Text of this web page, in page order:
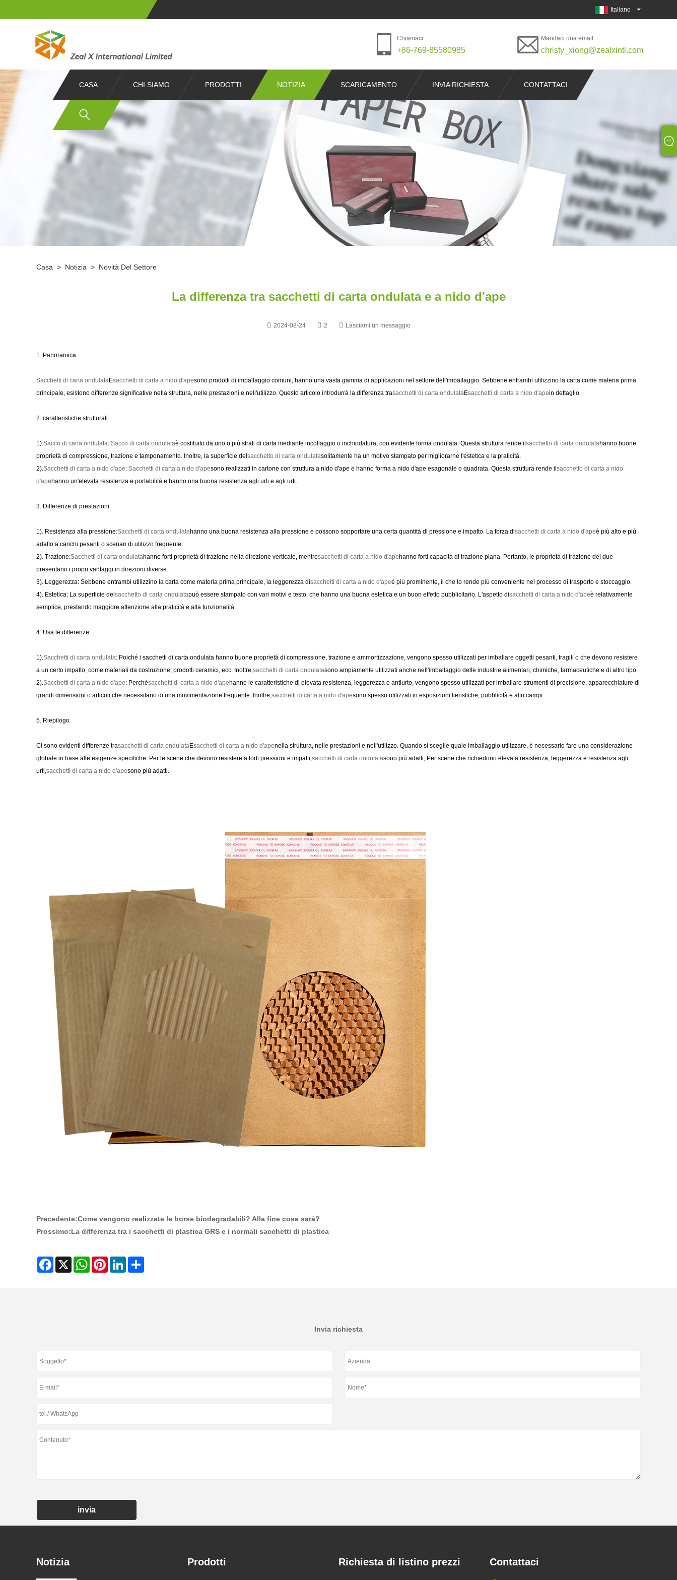
Italiano
Chiamaci
+86-769-85580985
Mandaci una email
christy_xiong@zealxintl.com
CASA CHI SIAMO PRODOTTI NOTIZIA SCARICAMENTO INVIA RICHIESTA CONTATTACI
Casa > Notizia > Novità Del Settore
La differenza tra sacchetti di carta ondulata e a nido d'ape
2024-08-24 2 Lasciami un messaggio
1. Panoramica
Sacchetti di carta ondulataEsacchetti di carta a nido d'apesono prodotti di imballaggio comuni, hanno una vasta gamma di applicazioni nel settore dell'imballaggio. Sebbene entrambi utilizzino la carta come materia prima
principale, esistono differenze significative nella struttura, nelle prestazioni e nell'utilizzo. Questo articolo introdurrà la differenza trasacchetti di carta ondulataEsacchetti di carta a nido d'apein dettaglio.
2. caratteristiche strutturali
1).Sacco di carta ondulata: Sacco di carta ondulataè costituito da uno o più strati di carta mediante incollaggio o inchiodatura, con evidente forma ondulata. Questa struttura rende il sacchetto di carta ondulatahanno buone
proprietà di compressione, trazione e tamponamento. Inoltre, la superficie del sacchetto di carta ondulatasolitamente ha un motivo stampato per migliorarne l'estetica e la praticità.
2).Sacchetti di carta a nido d'ape: Sacchetti di carta a nido d'apesono realizzati in cartone con struttura a nido d'ape e hanno forma a nido d'ape esagonale o quadrata. Questa struttura rende il sacchetto di carta a nido
d'apehanno un'elevata resistenza e portabilità e hanno una buona resistenza agli urti e agli urti.
3. Differenze di prestazioni
1). Resistenza alla pressione:Sacchetti di carta ondulatahanno una buona resistenza alla pressione e possono sopportare una certa quantità di pressione e impatto. La forza disacchetti di carta a nido d'apeè più alto e più
adatto a carichi pesanti o scenari di utilizzo frequente.
2). Trazione:Sacchetti di carta ondulatahanno forti proprietà di trazione nella direzione verticale, mentresacchetti di carta a nido d'apehanno forti capacità di trazione piana. Pertanto, le proprietà di trazione dei due
presentano i propri vantaggi in direzioni diverse.
3). Leggerezza: Sebbene entrambi utilizzino la carta come materia prima principale, la leggerezza disacchetti di carta a nido d'apeè più prominente, il che lo rende più conveniente nel processo di trasporto e stoccaggio.
4). Estetica: La superficie del sacchetto di carta ondulatapuò essere stampato con vari motivi e testo, che hanno una buona estetica e un buon effetto pubblicitario. L'aspetto disacchetti di carta a nido d'apeè relativamente
semplice, prestando maggiore attenzione alla praticità e alla funzionalità.
4. Usa le differenze
1).Sacchetti di carta ondulata: Poiché i sacchetti di carta ondulata hanno buone proprietà di compressione, trazione e ammortizzazione, vengono spesso utilizzati per imballare oggetti pesanti, fragili o che devono resistere
a un certo impatto, come materiali da costruzione, prodotti ceramici, ecc. Inoltre,sacchetti di carta ondulatasono ampiamente utilizzati anche nell'imballaggio delle industrie alimentari, chimiche, farmaceutiche e di altro tipo.
2).Sacchetti di carta a nido d'ape: Perchésacchetti di carta a nido d'apehanno le caratteristiche di elevata resistenza, leggerezza e antiurto, vengono spesso utilizzati per imballare strumenti di precisione, apparecchiature di
grandi dimensioni o articoli che necessitano di una movimentazione frequente. Inoltre,sacchetti di carta a nido d'apesono spesso utilizzati in esposizioni fieristiche, pubblicità e altri campi.
5. Riepilogo
Ci sono evidenti differenze trasacchetti di carta ondulataEsacchetti di carta a nido d'apenella struttura, nelle prestazioni e nell'utilizzo. Quando si sceglie quale imballaggio utilizzare, è necessario fare una considerazione
globale in base alle esigenze specifiche. Per le scene che devono resistere a forti pressioni e impatti,sacchetti di carta ondulatasono più adatti; Per scene che richiedono elevata resistenza, leggerezza e resistenza agli
urti,sacchetti di carta a nido d'apesono più adatti.
Precedente:Come vengono realizzate le borse biodegradabili? Alla fine cosa sarà?
Prossimo:La differenza tra i sacchetti di plastica GRS e i normali sacchetti di plastica
Facebook WhatsAppPinterestLinkedIn
Invia richiesta
invia
Notizia Prodotti Richiesta di listino prezzi Contattaci